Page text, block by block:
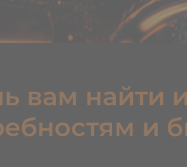
вам найти
и